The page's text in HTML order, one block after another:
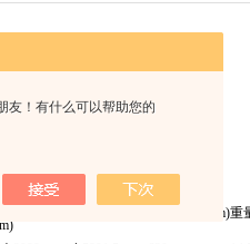
友！有什么可以帮助您的
金钢材料。
引跨度
手柄长度(mm)重